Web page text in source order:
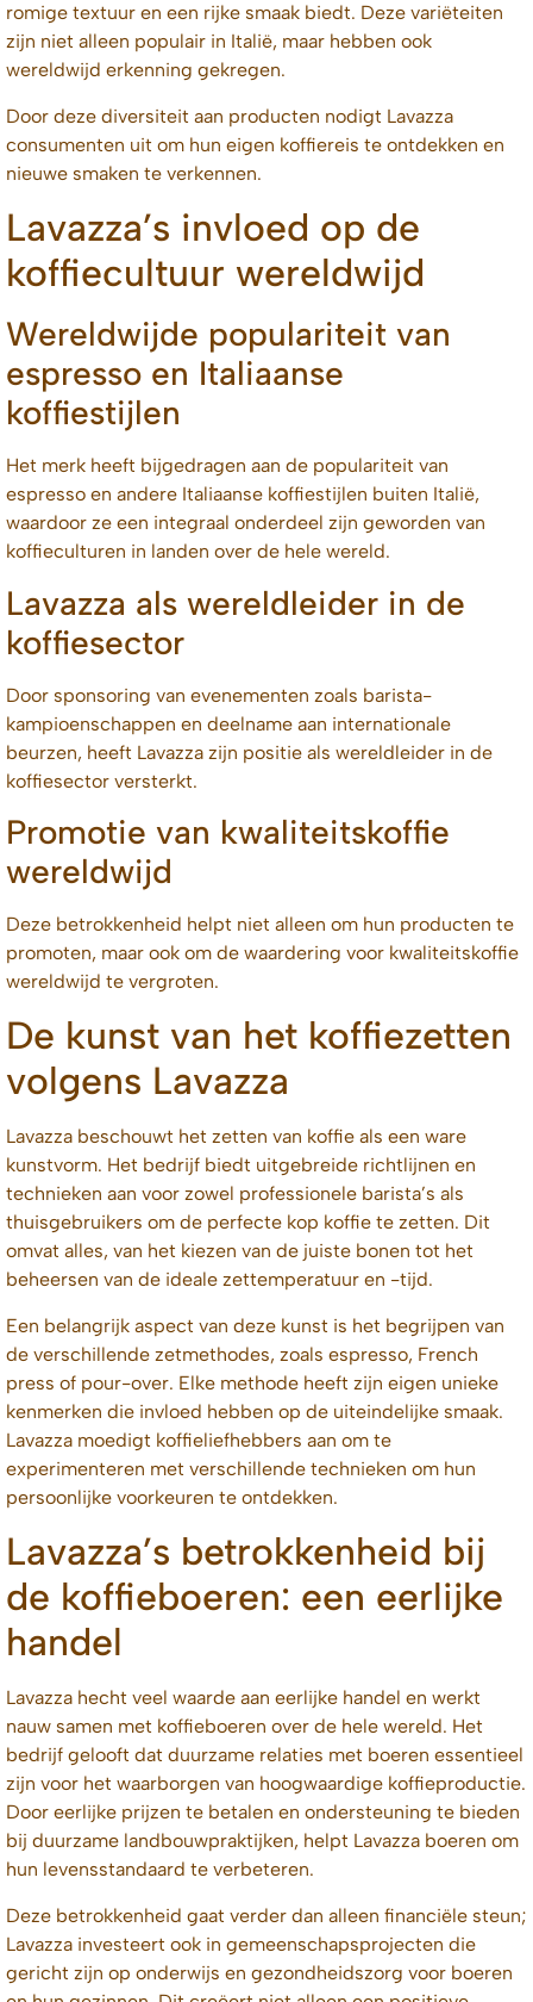
romige textuur en een rijke smaak biedt. Deze variëteiten
zijn niet alleen populair in Italië, maar hebben ook
wereldwijd erkenning gekregen.
Door deze diversiteit aan producten nodigt Lavazza
consumenten uit om hun eigen koffiereis te ontdekken en
nieuwe smaken te verkennen.
Lavazza’s invloed op de
koffiecultuur wereldwijd
Wereldwijde populariteit van
espresso en Italiaanse
koffiestijlen
Het merk heeft bijgedragen aan de populariteit van
espresso en andere Italiaanse koffiestijlen buiten Italië,
waardoor ze een integraal onderdeel zijn geworden van
koffieculturen in landen over de hele wereld.
Lavazza als wereldleider in de
koffiesector
Door sponsoring van evenementen zoals barista-
kampioenschappen en deelname aan internationale
beurzen, heeft Lavazza zijn positie als wereldleider in de
koffiesector versterkt.
Promotie van kwaliteitskoffie
wereldwijd
Deze betrokkenheid helpt niet alleen om hun producten te
promoten, maar ook om de waardering voor kwaliteitskoffie
wereldwijd te vergroten.
De kunst van het koffiezetten
volgens Lavazza
Lavazza beschouwt het zetten van koffie als een ware
kunstvorm. Het bedrijf biedt uitgebreide richtlijnen en
technieken aan voor zowel professionele barista’s als
thuisgebruikers om de perfecte kop koffie te zetten. Dit
omvat alles, van het kiezen van de juiste bonen tot het
beheersen van de ideale zettemperatuur en -tijd.
Een belangrijk aspect van deze kunst is het begrijpen van
de verschillende zetmethodes, zoals espresso, French
press of pour-over. Elke methode heeft zijn eigen unieke
kenmerken die invloed hebben op de uiteindelijke smaak.
Lavazza moedigt koffieliefhebbers aan om te
experimenteren met verschillende technieken om hun
persoonlijke voorkeuren te ontdekken.
Lavazza’s betrokkenheid bij
de koffieboeren: een eerlijke
handel
Lavazza hecht veel waarde aan eerlijke handel en werkt
nauw samen met koffieboeren over de hele wereld. Het
bedrijf gelooft dat duurzame relaties met boeren essentieel
zijn voor het waarborgen van hoogwaardige koffieproductie.
Door eerlijke prijzen te betalen en ondersteuning te bieden
bij duurzame landbouwpraktijken, helpt Lavazza boeren om
hun levensstandaard te verbeteren.
Deze betrokkenheid gaat verder dan alleen financiële steun;
Lavazza investeert ook in gemeenschapsprojecten die
gericht zijn op onderwijs en gezondheidszorg voor boeren